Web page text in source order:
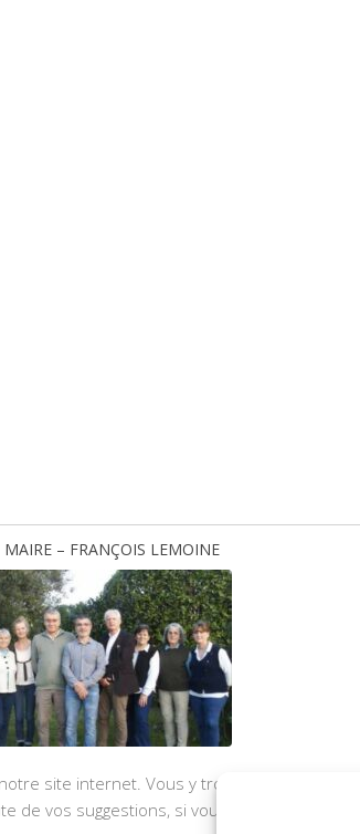
– FRANÇOIS LEMOINE
site internet. Vous y trouverez les
de vos suggestions, si vous souhaitez